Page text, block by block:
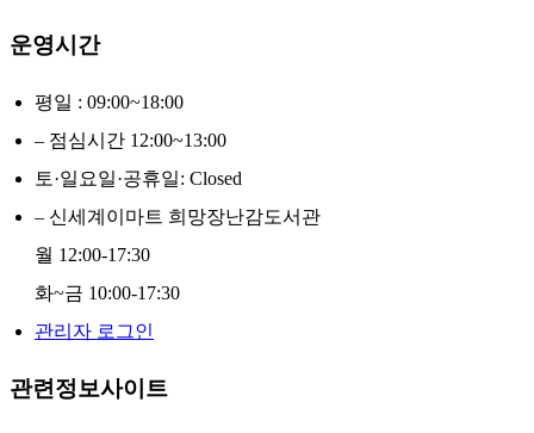
운영시간
평일 : 09:00~18:00
– 점심시간 12:00~13:00
토·일요일·공휴일: Closed
– 신세계이마트 희망장난감도서관
월 12:00-17:30
화~금 10:00-17:30
관리자 로그인
관련정보사이트